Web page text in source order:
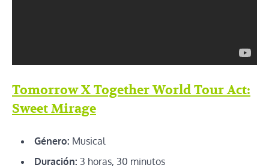
Tomorrow X Together World Tour Act:
Sweet Mirage
Género: Musical
Duración: 3 horas, 30 minutos